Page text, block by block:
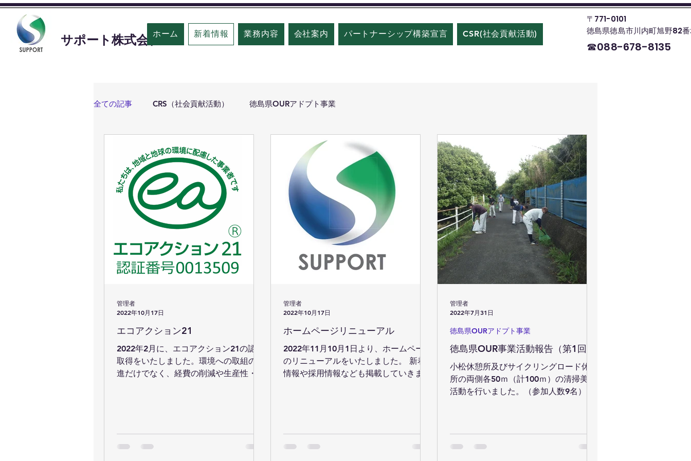
​サポート株式会社ホーム 新着情報 業務内容 会社案内 パートナーシップ構築宣言 CSR(社会貢献活動) お問い合わせ
〒771-0101
徳島県徳島市川内町旭野82
☎088-678-8135
全ての記事 CRS（社会貢献活動） 徳島県OURアドプト事業
エコアクション21
2022年2月に、エコアクション21の認証
取得をいたしました。環境への取組の推
進だけでなく、経費の削減や生産性・歩
管理者
2022年10月17日
ホームページリニューアル
2022年11月10月1日より、ホームページ
のリニューアルをいたしました。 新着
情報や採用情報なども掲載していきます
管理者
2022年10月17日
徳島県OUR事業活動報告（第1回）
小松休憩所及びサイクリングロード休憩
所の両側各50ｍ（計100ｍ）の清掃美化
活動を行いました。（参加人数9名）
徳島県OURアドプト事業
管理者
2022年7月31日